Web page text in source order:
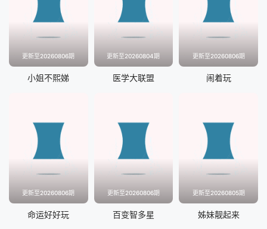
更新至20260806期
小姐不熙娣
更新至20260804期
医学大联盟
更新至20260806期
闹着玩
更新至20260806期
命运好好玩
更新至20260806期
百变智多星
更新至20260805期
姊妹靓起来